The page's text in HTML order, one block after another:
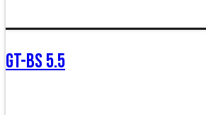
GT-BS 5.5